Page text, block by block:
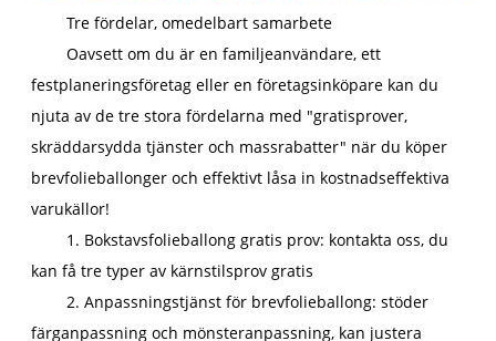
Tre fördelar, omedelbart samarbete
Oavsett om du är en familjeanvändare, ett
festplaneringsföretag eller en företagsinköpare kan du
njuta av de tre stora fördelarna med "gratisprover,
skräddarsydda tjänster och massrabatter" när du köper
brevfolieballonger och effektivt låsa in kostnadseffektiva
varukällor!
1. Bokstavsfolieballong gratis prov: kontakta oss, du
kan få tre typer av kärnstilsprov gratis
2. Anpassningstjänst för brevfolieballong: stöder
färganpassning och mönsteranpassning, kan justera